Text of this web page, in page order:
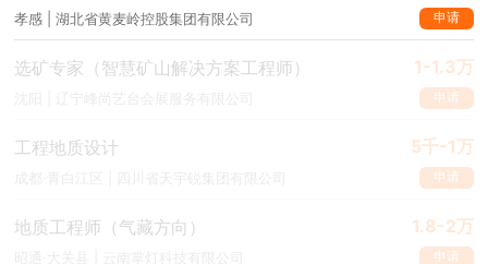
孝感 | 湖北省黄麦岭控股集团有限公司 申请
选矿专家（智慧矿山解决方案工程师） 1-1.3万
申请
工程地质设计 5千-1万
申请
地质工程师（气藏方向） 1.8-2万
申请